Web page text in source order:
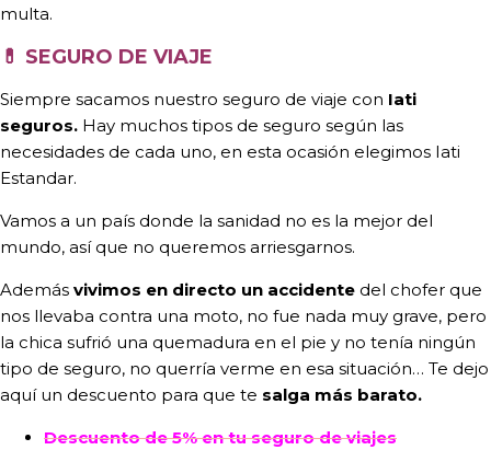
multa.
💊 SEGURO DE VIAJE
Siempre sacamos nuestro seguro de viaje con Iati
seguros. Hay muchos tipos de seguro según las
necesidades de cada uno, en esta ocasión elegimos Iati
Estandar.
Vamos a un país donde la sanidad no es la mejor del
mundo, así que no queremos arriesgarnos.
Además vivimos en directo un accidente del chofer que
nos llevaba contra una moto, no fue nada muy grave, pero
la chica sufrió una quemadura en el pie y no tenía ningún
tipo de seguro, no querría verme en esa situación… Te dejo
aquí un descuento para que te salga más barato.
Descuento de 5% en tu seguro de viajes